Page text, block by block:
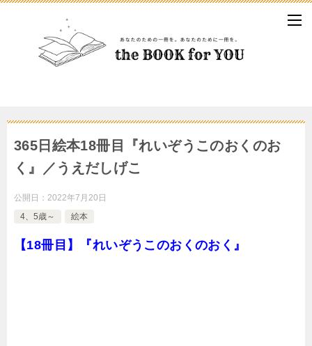
365日絵本18冊目『れいぞうこのおくのお
く』／うえだしげこ
公開日： 2022年7月20日
4、5歳～
絵本
【18冊目】『れいぞうこのおくのおく』